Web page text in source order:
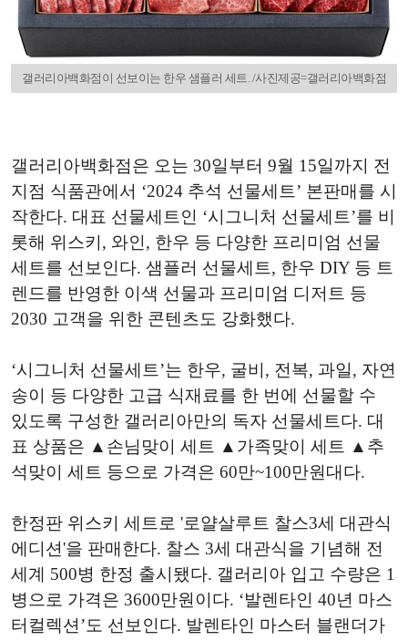
갤러리아백화점이 선보이는 한우 샘플러 세트. /사진제공=갤러리아백화점
갤러리아백화점은 오는 30일부터 9월 15일까지 전
지점 식품관에서 ‘2024 추석 선물세트’ 본판매를 시
작한다. 대표 선물세트인 ‘시그니처 선물세트’를 비
롯해 위스키, 와인, 한우 등 다양한 프리미엄 선물
세트를 선보인다. 샘플러 선물세트, 한우 DIY 등 트
렌드를 반영한 이색 선물과 프리미엄 디저트 등
2030 고객을 위한 콘텐츠도 강화했다.
‘시그니처 선물세트’는 한우, 굴비, 전복, 과일, 자연
송이 등 다양한 고급 식재료를 한 번에 선물할 수
있도록 구성한 갤러리아만의 독자 선물세트다. 대
표 상품은 ▲손님맞이 세트 ▲가족맞이 세트 ▲추
석맞이 세트 등으로 가격은 60만~100만원대다.
한정판 위스키 세트로 '로얄살루트 찰스3세 대관식
에디션'을 판매한다. 찰스 3세 대관식을 기념해 전
세계 500병 한정 출시됐다. 갤러리아 입고 수량은 1
병으로 가격은 3600만원이다. ‘발렌타인 40년 마스
터컬렉션’도 선보인다. 발렌타인 마스터 블랜더가